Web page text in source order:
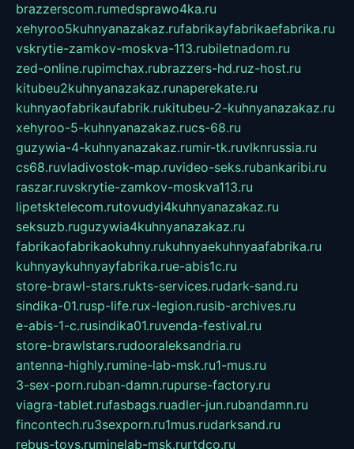
brazzerscom.rumedsprawo4ka.ru
xehyroo5kuhnyanazakaz.rufabrikayfabrikaefabrika.ru
vskrytie-zamkov-moskva-113.rubiletnadom.ru
zed-online.rupimchax.rubrazzers-hd.ruz-host.ru
kitubeu2kuhnyanazakaz.runaperekate.ru
kuhnyaofabrikaufabrik.rukitubeu-2-kuhnyanazakaz.ru
xehyroo-5-kuhnyanazakaz.rucs-68.ru
guzywia-4-kuhnyanazakaz.rumir-tk.ruvlknrussia.ru
cs68.ruvladivostok-map.ruvideo-seks.rubankaribi.ru
raszar.ruvskrytie-zamkov-moskva113.ru
lipetsktelecom.rutovudyi4kuhnyanazakaz.ru
seksuzb.ruguzywia4kuhnyanazakaz.ru
fabrikaofabrikaokuhny.rukuhnyaekuhnyaafabrika.ru
kuhnyaykuhnyayfabrika.rue-abis1c.ru
store-brawl-stars.rukts-services.rudark-sand.ru
sindika-01.rusp-life.rux-legion.rusib-archives.ru
e-abis-1-c.rusindika01.ruvenda-festival.ru
store-brawlstars.rudooraleksandria.ru
antenna-highly.rumine-lab-msk.ru1-mus.ru
3-sex-porn.ruban-damn.rupurse-factory.ru
viagra-tablet.rufasbags.ruadler-jun.rubandamn.ru
fincontech.ru3sexporn.ru1mus.rudarksand.ru
rebus-toys.ruminelab-msk.rurtdco.ru